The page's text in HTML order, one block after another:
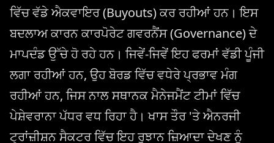
ਵਿੱਚ ਵੱਡੇ ਐਕਵਾਇਰ (Buyouts) ਕਰ ਰਹੀਆਂ ਹਨ। ਇਸ
ਬਦਲਾਅ ਕਾਰਨ ਕਾਰਪੋਰੇਟ ਗਵਰਨੈਂਸ (Governance) ਦੇ
ਮਾਪਦੰਡ ਉੱਚੇ ਹੋ ਰਹੇ ਹਨ। ਜਿਵੇਂ-ਜਿਵੇਂ ਇਹ ਫਰਮਾਂ ਵੱਡੀ ਪੂੰਜੀ
ਲਗਾ ਰਹੀਆਂ ਹਨ, ਉਹ ਬੋਰਡ ਵਿੱਚ ਵਧੇਰੇ ਪ੍ਰਭਾਵ ਮੰਗ
ਰਹੀਆਂ ਹਨ, ਜਿਸ ਨਾਲ ਸਥਾਨਕ ਮੈਨੇਜਮੈਂਟ ਟੀਮਾਂ ਵਿੱਚ
ਪੇਸ਼ੇਵਰਾਨਾ ਪੱਧਰ ਵਧ ਰਿਹਾ ਹੈ। ਖਾਸ ਤੌਰ 'ਤੇ ਐਨਰਜੀ
ਟ੍ਰਾਂਜ਼ੀਸ਼ਨ ਸੈਕਟਰ ਵਿੱਚ ਇਹ ਰੁਝਾਨ ਜ਼ਿਆਦਾ ਦੇਖਣ ਨੂੰ